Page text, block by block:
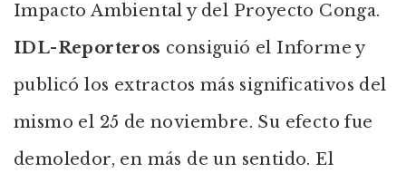
Impacto Ambiental y del Proyecto Conga.
IDL-Reporteros consiguió el Informe y
publicó los extractos más significativos del
mismo el 25 de noviembre. Su efecto fue
demoledor, en más de un sentido. El